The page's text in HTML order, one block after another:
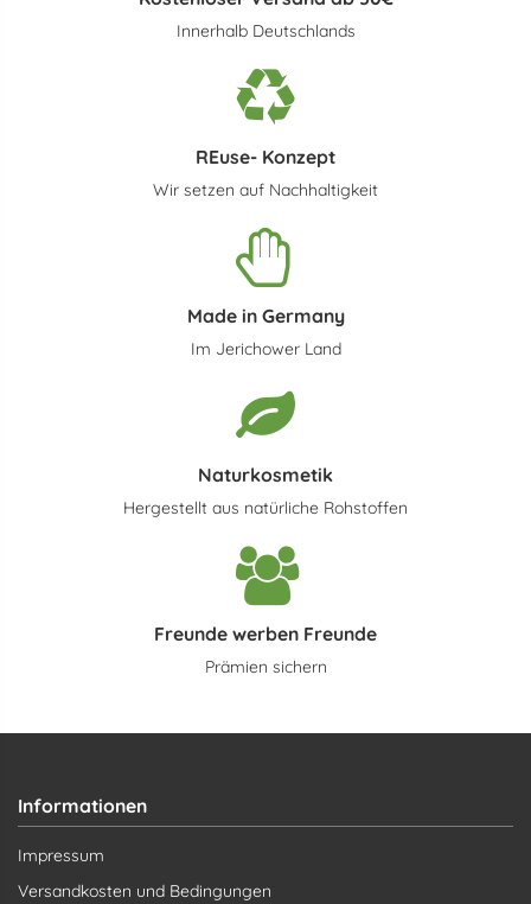
Innerhalb Deutschlands
REuse- Konzept
Wir setzen auf Nachhaltigkeit
Made in Germany
Im Jerichower Land
Naturkosmetik
Hergestellt aus natürliche Rohstoffen
Freunde werben Freunde
Prämien sichern
Informationen
Impressum
Versandkosten und Bedingungen